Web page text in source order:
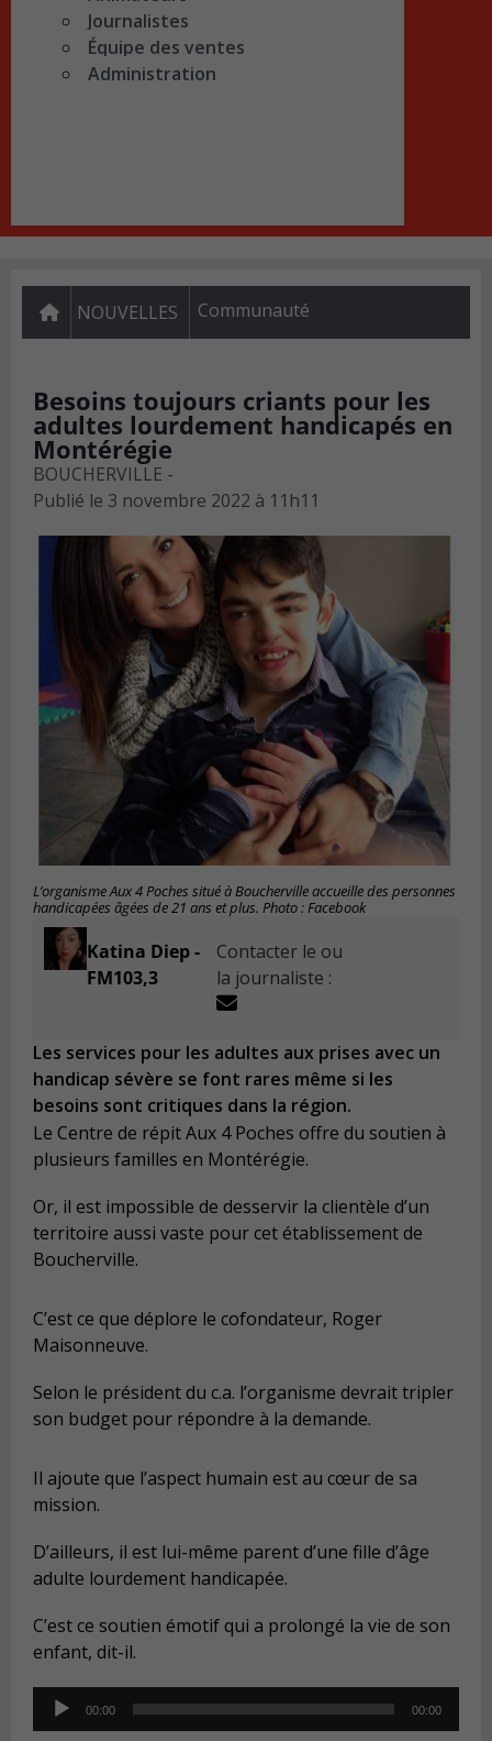
Journalistes
Équipe des ventes
Administration
NOUVELLES Communauté
Besoins toujours criants pour les
adultes lourdement handicapés en
Montérégie
BOUCHERVILLE -
Publié le 3 novembre 2022 à 11h11
L’organisme Aux 4 Poches situé à Boucherville accueille des personnes
handicapées âgées de 21 ans et plus. Photo : Facebook
Katina Diep -
FM103,3
Contacter le ou
la journaliste :
Les services pour les adultes aux prises avec un
handicap sévère se font rares même si les
besoins sont critiques dans la région.
Le Centre de répit Aux 4 Poches offre du soutien à
plusieurs familles en Montérégie.
Or, il est impossible de desservir la clientèle d’un
territoire aussi vaste pour cet établissement de
Boucherville.
C’est ce que déplore le cofondateur, Roger
Maisonneuve.
Selon le président du c.a. l’organisme devrait tripler
son budget pour répondre à la demande.
Il ajoute que l’aspect humain est au cœur de sa
mission.
D’ailleurs, il est lui-même parent d’une fille d’âge
adulte lourdement handicapée.
C’est ce soutien émotif qui a prolongé la vie de son
enfant, dit-il.
Audio
Player
00:00 00:00